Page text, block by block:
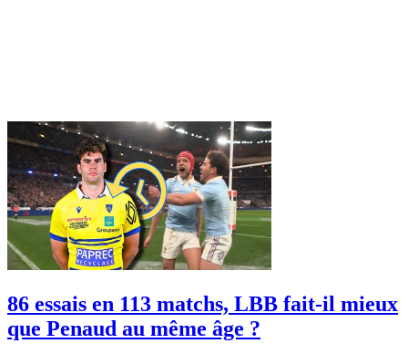
86 essais en 113 matchs, LBB fait-il mieux
que Penaud au même âge ?